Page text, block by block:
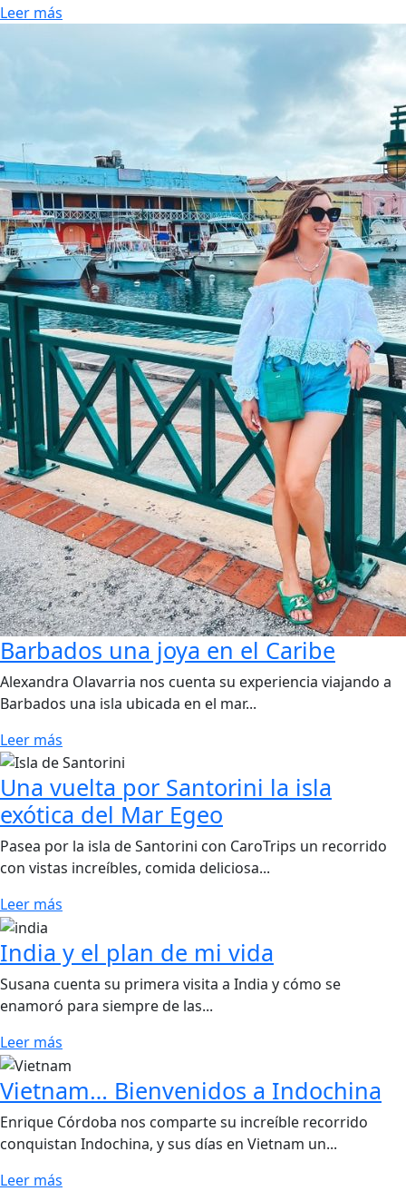
Leer más
Barbados una joya en el Caribe
Alexandra Olavarria nos cuenta su experiencia viajando a
Barbados una isla ubicada en el mar...
Leer más
Una vuelta por Santorini la isla
exótica del Mar Egeo
Pasea por la isla de Santorini con CaroTrips un recorrido
con vistas increíbles, comida deliciosa...
Leer más
India y el plan de mi vida
Susana cuenta su primera visita a India y cómo se
enamoró para siempre de las...
Leer más
Vietnam… Bienvenidos a Indochina
Enrique Córdoba nos comparte su increíble recorrido
conquistan Indochina, y sus días en Vietnam un...
Leer más